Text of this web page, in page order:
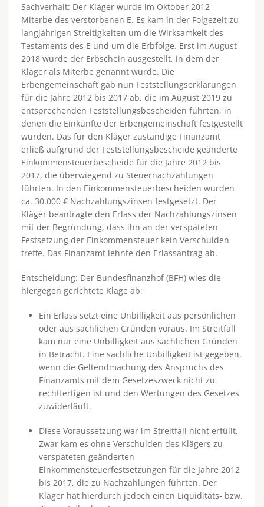
Sachverhalt: Der Kläger wurde im Oktober 2012
Miterbe des verstorbenen E. Es kam in der Folgezeit zu
langjährigen Streitigkeiten um die Wirksamkeit des
Testaments des E und um die Erbfolge. Erst im August
2018 wurde der Erbschein ausgestellt, in dem der
Kläger als Miterbe genannt wurde. Die
Erbengemeinschaft gab nun Feststellungserklärungen
für die Jahre 2012 bis 2017 ab, die im August 2019 zu
entsprechenden Feststellungsbescheiden führten, in
denen die Einkünfte der Erbengemeinschaft festgestellt
wurden. Das für den Kläger zuständige Finanzamt
erließ aufgrund der Feststellungsbescheide geänderte
Einkommensteuerbescheide für die Jahre 2012 bis
2017, die überwiegend zu Steuernachzahlungen
führten. In den Einkommensteuerbescheiden wurden
ca. 30.000 € Nachzahlungszinsen festgesetzt. Der
Kläger beantragte den Erlass der Nachzahlungszinsen
mit der Begründung, dass ihn an der verspäteten
Festsetzung der Einkommensteuer kein Verschulden
treffe. Das Finanzamt lehnte den Erlassantrag ab.
Entscheidung: Der Bundesfinanzhof (BFH) wies die
hiergegen gerichtete Klage ab:
Ein Erlass setzt eine Unbilligkeit aus persönlichen
oder aus sachlichen Gründen voraus. Im Streitfall
kam nur eine Unbilligkeit aus sachlichen Gründen
in Betracht. Eine sachliche Unbilligkeit ist gegeben,
wenn die Geltendmachung des Anspruchs des
Finanzamts mit dem Gesetzeszweck nicht zu
rechtfertigen ist und den Wertungen des Gesetzes
zuwiderläuft.
Diese Voraussetzung war im Streitfall nicht erfüllt.
Zwar kam es ohne Verschulden des Klägers zu
verspäteten geänderten
Einkommensteuerfestsetzungen für die Jahre 2012
bis 2017, die zu Nachzahlungen führten. Der
Kläger hat hierdurch jedoch einen Liquiditäts- bzw.